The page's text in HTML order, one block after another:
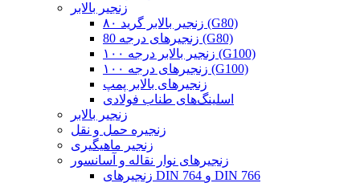
زنجیر بالابر
زنجیر بالابر گرید ۸۰ (G80)
زنجیرهای درجه 80 (G80)
زنجیر بالابر درجه ۱۰۰ (G100)
زنجیرهای درجه ۱۰۰ (G100)
زنجیرهای بالابر پمپ
اسلینگ‌های طناب فولادی
زنجیر بالابر
زنجیره حمل و نقل
زنجیر ماهیگیری
زنجیرهای نوار نقاله و آسانسور
زنجیرهای DIN 764 و DIN 766